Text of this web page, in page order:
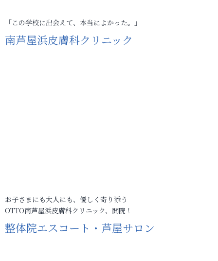
「この学校に出会えて、本当によかった。」
南芦屋浜皮膚科クリニック
お子さまにも大人にも、優しく寄り添う
OTTO南芦屋浜皮膚科クリニック、開院！
整体院エスコート・芦屋サロン